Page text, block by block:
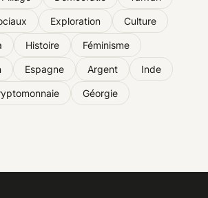
Exploration Culture
Histoire Féminisme
Espagne Argent Inde
Géorgie